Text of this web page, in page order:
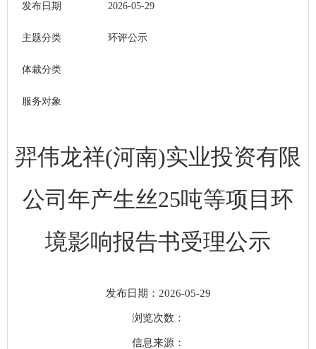
发布日期 2026-05-29
主题分类 环评公示
体裁分类
服务对象
羿伟龙祥(河南)实业投资有限
公司年产生丝25吨等项目环
境影响报告书受理公示
发布日期：2026-05-29
浏览次数：
信息来源：